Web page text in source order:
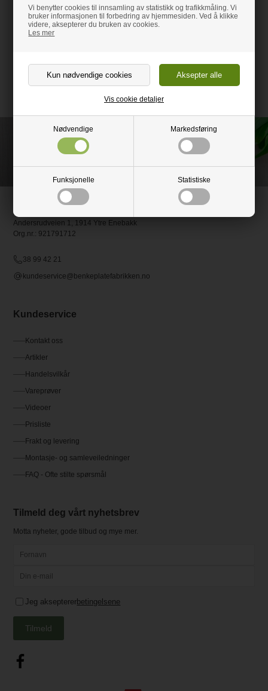
Vi benytter cookies til innsamling av statistikk og trafikkmåling. Vi
bruker informasjonen til forbedring av hjemmesiden. Ved å klikke
videre, aksepterer du bruken av cookies.
Les mer
Nødvendige Markedsføring
Funksjonelle Statistiske
Vis cookie detaljer
Piatra Grey Caesarstone,
høyglanspolert
Legg i kurven
Taj Royal Caesarstone,
Legg i kurven
Benkeplatefabrikken.no
Andersrudveien 1, 1914 Ytre Enebakk
Org.nr.: 921791712
38 99 42 21
kundeservice@benkeplatefabrikken.no
Kundeservice
Kontakt oss
Artikler
Handelsvilkår
Vareprøver
Videoer
Prisliste
Frakt og levering
Montasje- og samleveiledninger
FAQ - Ofte stilte spørsmål
Tilmeld deg vårt nyhetsbrev
Motta nyheter, gode tilbud og mye mer.
Jeg aksepterer betingelsene
Tilmeld